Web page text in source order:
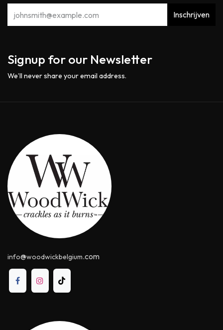
Inschrijven
Signup for our Newsletter
We’ll never share your email address.
info@woodwickbelgium.com